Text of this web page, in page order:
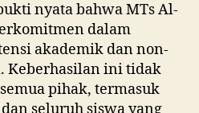
nyata bahwa MTs Al-
dalam
akademik dan non-
Keberhasilan ini tidak
pihak, termasuk